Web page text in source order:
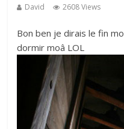
David 2608 Views
Bon ben je dirais le fin
dormir moâ LOL